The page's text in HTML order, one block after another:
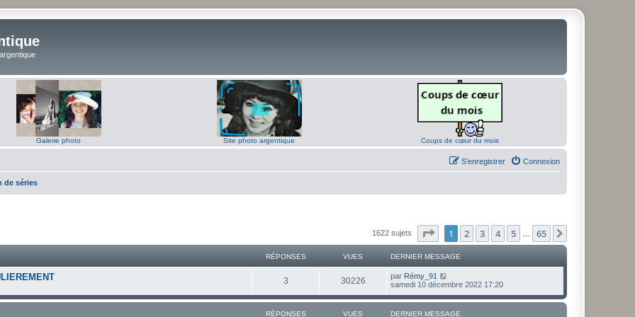
Galerie photo Site photo argentique Coups de cœur du mois
Connexion
S’enregistrer
de séries
1622 sujets Page sur65
1 2 3 4 5 65
RÉPONSES VUES DERNIER MESSAGE
3R
é
30226V
u
D
e
n
par Rémy_91
samedi 10 décembre 2022 17:20
RÉPONSES VUES DERNIER MESSAGE